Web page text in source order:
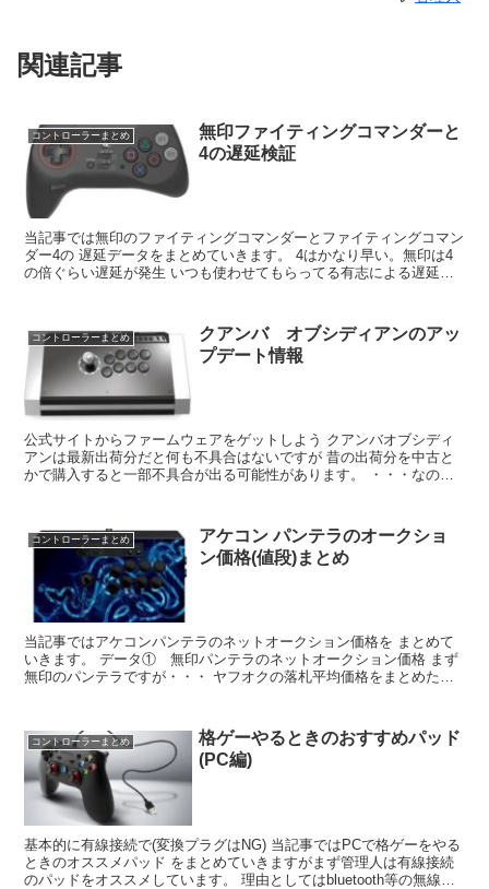
関連記事
コントローラーまとめ
無印ファイティングコマンダーと
4の遅延検証
当記事では無印のファイティングコマンダーとファイティングコマン
ダー4の 遅延データをまとめていきます。 4はかなり早い。無印は4
の倍ぐらい遅延が発生 いつも使わせてもらってる有志による遅延検
コントローラーまとめ
クアンバ オブシディアンのアッ
プデート情報
公式サイトからファームウェアをゲットしよう クアンバオブシディ
アンは最新出荷分だと何も不具合はないですが 昔の出荷分を中古と
かで購入すると一部不具合が出る可能性があります。 ・・・なので
コントローラーまとめ
アケコン パンテラのオークショ
ン価格(値段)まとめ
当記事ではアケコンパンテラのネットオークション価格を まとめて
いきます。 データ① 無印パンテラのネットオークション価格 まず
無印のパンテラですが・・・ ヤフオクの落札平均価格をまとめたサ
コントローラーまとめ
格ゲーやるときのおすすめパッド
(PC編)
基本的に有線接続で(変換プラグはNG) 当記事ではPCで格ゲーをやる
ときのオススメパッド をまとめていきますがまず管理人は有線接続
のパッドをオススメしています。 理由としてはbluetooth等の無線接